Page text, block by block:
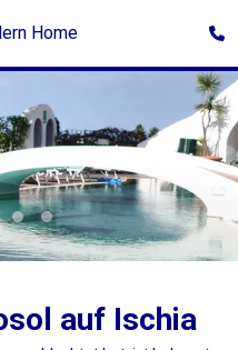
Home
auf Ischia